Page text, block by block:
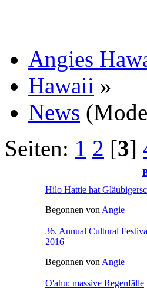
Angies
Hawaii »
News
Seiten: 1 2 [3]
Hilo Hattie hat
Begonnen von Angie
36. Annual Cultural
2016
Begonnen von Angie
O'ahu: massive Regenfälle